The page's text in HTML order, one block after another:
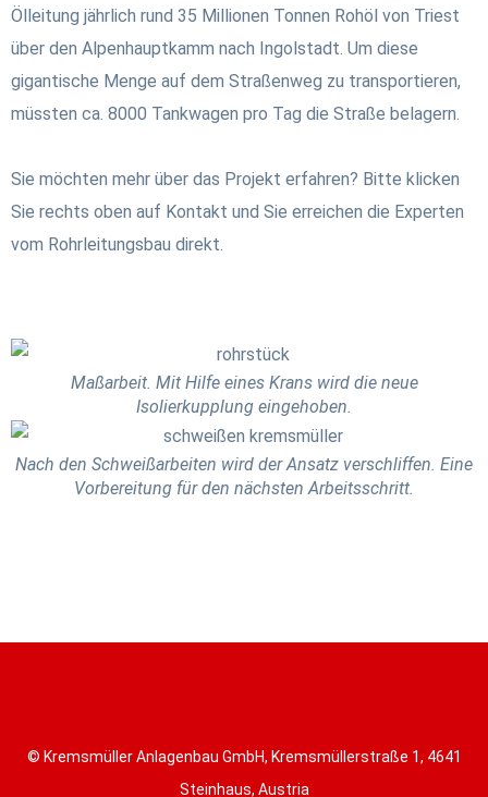
Ölleitung jährlich rund 35 Millionen Tonnen Rohöl von Triest
über den Alpenhauptkamm nach Ingolstadt. Um diese
gigantische Menge auf dem Straßenweg zu transportieren,
müssten ca. 8000 Tankwagen pro Tag die Straße belagern.
Sie möchten mehr über das Projekt erfahren? Bitte klicken
Sie rechts oben auf Kontakt und Sie erreichen die Experten
vom Rohrleitungsbau direkt.
Maßarbeit. Mit Hilfe eines Krans wird die neue
Isolierkupplung eingehoben.
Nach den Schweißarbeiten wird der Ansatz verschliffen. Eine
Vorbereitung für den nächsten Arbeitsschritt.
© Kremsmüller Anlagenbau GmbH, Kremsmüllerstraße 1, 4641
Steinhaus, Austria